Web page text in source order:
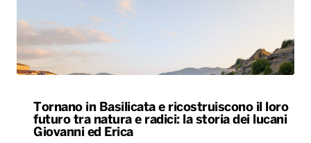
Tornano in Basilicata e ricostruiscono il loro
futuro tra natura e radici: la storia dei lucani
Giovanni ed Erica